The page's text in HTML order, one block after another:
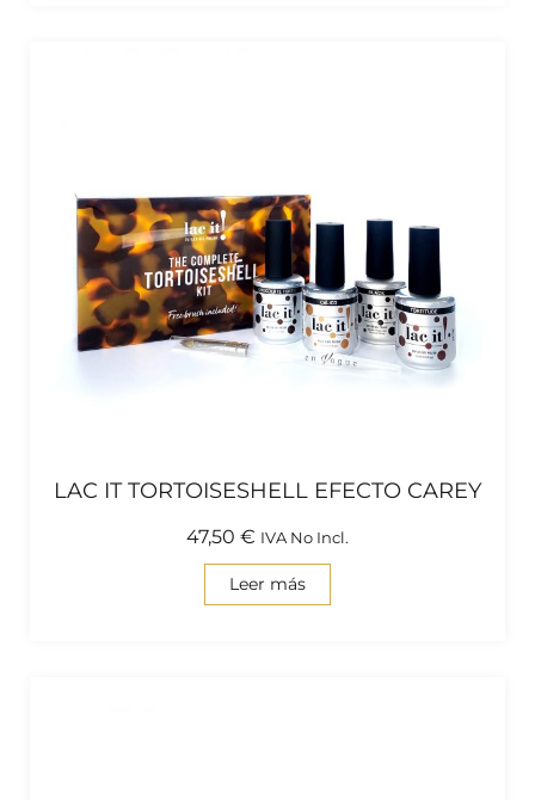
LAC IT TORTOISESHELL EFECTO CAREY
47,50 € IVA No Incl.
Leer más